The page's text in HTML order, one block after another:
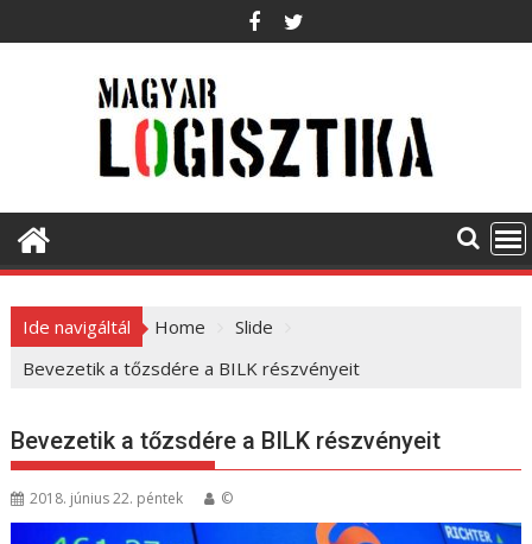
k
o
t
Ide navigáltál Home
Slide
Bevezetik a tőzsdére a BILK részvényeit
Bevezetik a tőzsdére a BILK részvényeit
2018. június 22. péntek ©